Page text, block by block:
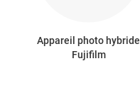
Appareil photo hybride
Fujifilm